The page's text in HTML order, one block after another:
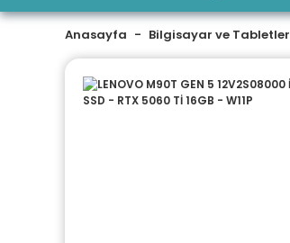
Anasayfa Bilgisayar ve Tabletler